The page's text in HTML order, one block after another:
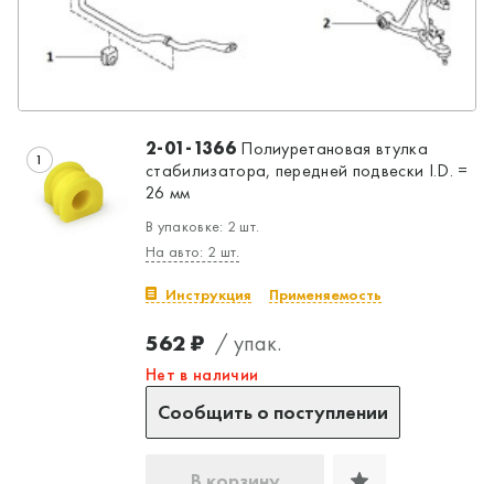
1 2-01-1366Полиуретановая втулка
стабилизатора, передней подвески I.D. =
26 мм
В упаковке: 2 шт.
На авто: 2 шт.
Инструкция Применяемость
562 ₽ / упак.
Нет в наличии
Сообщить о поступлении